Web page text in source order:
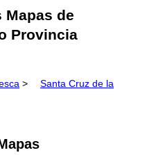
Mapas de
Provincia
>
Santa Cruz de la